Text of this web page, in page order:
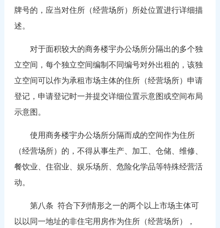
牌号的，应当对住所（经营场所）所处位置进行详细描
述。
对于面积较大的商务楼宇办公场所分隔出的多个独
立空间，每个独立空间编制不同编号对外出租的，该独
立空间可以作为承租市场主体的住所（经营场所）申请
登记，申请登记时一并提交详细位置示意图或空间布局
示意图。
使用商务楼宇办公场所分隔而成的空间作为住所
（经营场所）的，不得从事生产、加工、仓储、维修、
餐饮业、住宿业、娱乐场所、危险化学品等特殊经营活
动。
第八条 符合下列情形之一的两个以上市场主体可
以以同一地址的非住宅用房作为住所（经营场所），